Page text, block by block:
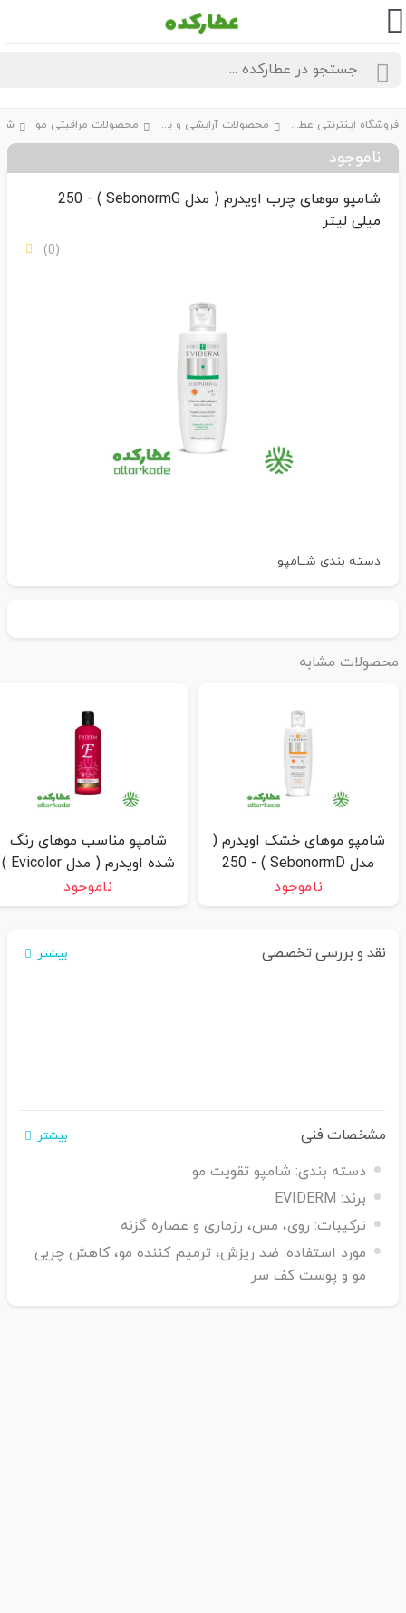
فروشگاه اینترنتی عطارکده محصولات آرایشی و بهداشتی محصولات مراقبتی مو
ناموجود
شامپو موهای چرب اویدرم ( مدل SebonormG ) - 250
میلی لیتر
دسته بندیشــامپو
مشابه
شامپو موهای خشک اویدرم (
مدل SebonormD ) - 250
میلی لیتر
ناموجود
شامپو مناسب موهای رنگ
شده اویدرم ( مدل Evicolor )
ناموجود
نقد و بررسی تخصصی بیشتر
مشخصات فنی بیشتر
دسته بندی: شامپو تقویت مو
برند: EVIDERM
ترکیبات: روی، مس، رزماری و عصاره گزنه
مورد استفاده: ضد ریزش، ترمیم کننده مو، کاهش چربی
مو و پوست کف سر